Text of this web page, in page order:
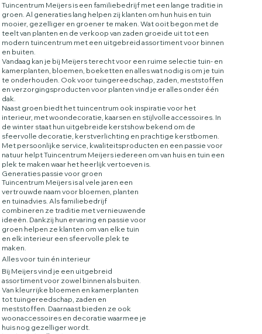
Tuincentrum Meijers is een familiebedrijf met een lange traditie in
groen. Al generaties lang helpen zij klanten om hun huis en tuin
mooier, gezelliger en groener te maken. Wat ooit begon met de
teelt van planten en de verkoop van zaden groeide uit tot een
modern tuincentrum met een uitgebreid assortiment voor binnen
en buiten.
Vandaag kan je bij Meijers terecht voor een ruime selectie tuin- en
kamerplanten, bloemen, boeketten en alles wat nodig is om je tuin
te onderhouden. Ook voor tuingereedschap, zaden, meststoffen
en verzorgingsproducten voor planten vind je er alles onder één
dak.
Naast groen biedt het tuincentrum ook inspiratie voor het
interieur, met woondecoratie, kaarsen en stijlvolle accessoires. In
de winter staat hun uitgebreide kerstshow bekend om de
sfeervolle decoratie, kerstverlichting en prachtige kerstbomen.
Met persoonlijke service, kwaliteitsproducten en een passie voor
natuur helpt Tuincentrum Meijers iedereen om van huis en tuin een
plek te maken waar het heerlijk vertoeven is.
Generaties passie voor groen
Tuincentrum Meijers is al vele jaren een
vertrouwde naam voor bloemen, planten
en tuinadvies. Als familiebedrijf
combineren ze traditie met vernieuwende
ideeën. Dankzij hun ervaring en passie voor
groen helpen ze klanten om van elke tuin
en elk interieur een sfeervolle plek te
maken.
Alles voor tuin én interieur
Bij Meijers vind je een uitgebreid
assortiment voor zowel binnen als buiten.
Van kleurrijke bloemen en kamerplanten
tot tuingereedschap, zaden en
meststoffen. Daarnaast bieden ze ook
woonaccessoires en decoratie waarmee je
huis nog gezelliger wordt.